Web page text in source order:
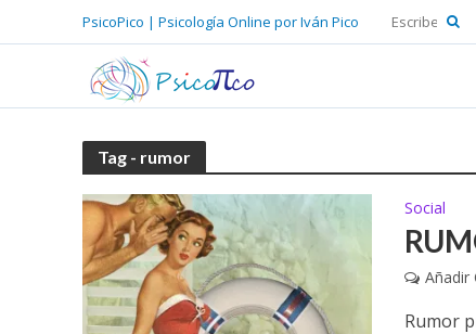
PsicoPico | Psicología Online por Iván Pico
Tag - rumor
Social
Añadir
Rumor